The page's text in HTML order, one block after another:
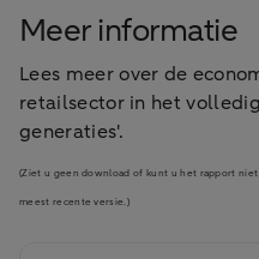
Meer informatie
Lees meer over de
retailsector in het
generaties'.
(Ziet u geen download of kunt u het rapport
meest recente versie.)